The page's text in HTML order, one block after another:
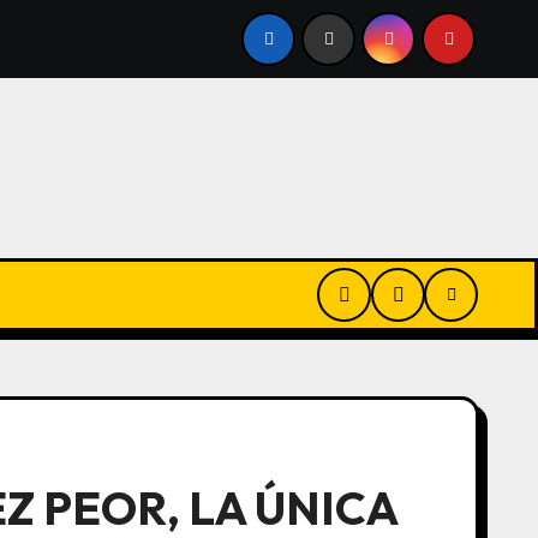
DE LA ODISEA, SE RENUEVA LA CARTELERA DE
PEOR, LA ÚNICA